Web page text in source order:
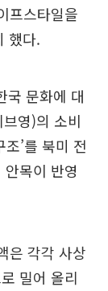
프스타일을
했다.
국 문화에 대
영)의 소비
’를 북미 전
목이 반영
은 각각 사상
밀어 올리